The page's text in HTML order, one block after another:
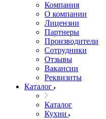
Компания
О компании
Лицензии
Партнеры
Производители
Сотрудники
Отзывы
Вакансии
Реквизиты
Каталог
Каталог
Кухни